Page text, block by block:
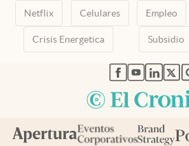
Netflix Celulares Empleo
Crisis Energetica Subsidio
abre enabre en
abre